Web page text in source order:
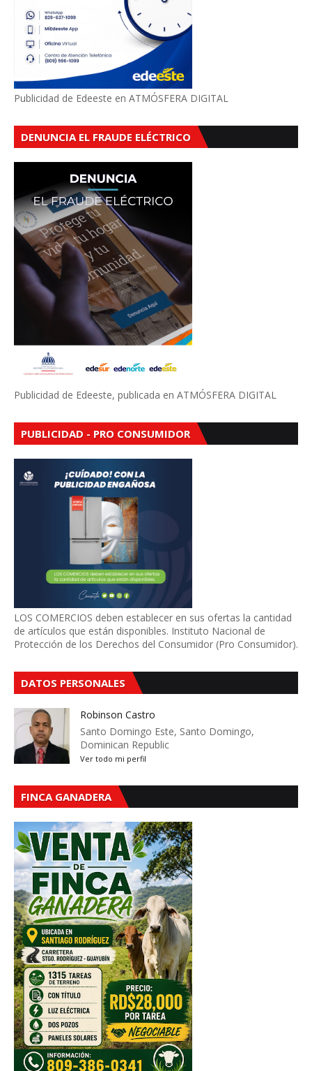
Publicidad de Edeeste en ATMÓSFERA DIGITAL
DENUNCIA EL FRAUDE ELÉCTRICO
Publicidad de Edeeste, publicada en ATMÓSFERA DIGITAL
PUBLICIDAD - PRO CONSUMIDOR
LOS COMERCIOS deben establecer en sus ofertas la cantidad
de artículos que están disponibles. Instituto Nacional de
Protección de los Derechos del Consumidor (Pro Consumidor).
DATOS PERSONALES
Robinson Castro
Santo Domingo Este, Santo Domingo,
Dominican Republic
Ver todo mi perfil
FINCA GANADERA